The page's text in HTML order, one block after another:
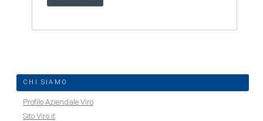
CHI SIAMO
Profilo Aziendale Viro
Sito Viro.it